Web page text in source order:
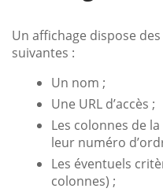
Un affichage dispose
suivantes :
Un nom ;
Une URL d’accès ;
Les colonnes de
leur numéro
Les éventuels
colonnes) ;